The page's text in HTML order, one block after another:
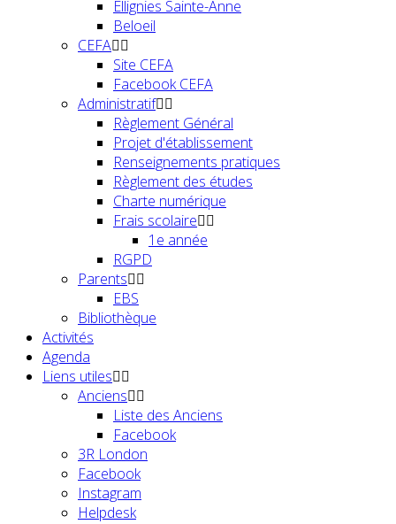
Ellignies Sainte-Anne
Beloeil
CEFA
Site CEFA
Facebook CEFA
Administratif
Règlement Général
Projet d'établissement
Renseignements pratiques
Règlement des études
Charte numérique
Frais scolaire
1e année
RGPD
Parents
EBS
Bibliothèque
Activités
Agenda
Liens utiles
Anciens
Liste des Anciens
Facebook
3R London
Facebook
Instagram
Helpdesk